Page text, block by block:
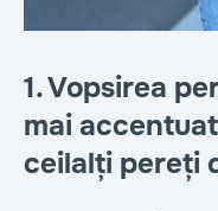
1. Vopsirea
mai
ceilalți pereți